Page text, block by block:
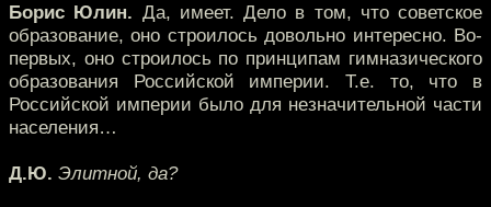
Борис Юлин. Да, имеет. Дело в том, что советское
образование, оно строилось довольно интересно. Во-
первых, оно строилось по принципам гимназического
образования Российской империи. Т.е. то, что в
Российской империи было для незначительной части
населения…
Д.Ю. Элитной, да?